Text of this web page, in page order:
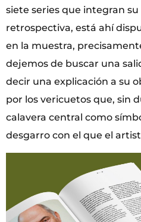
siete series que integran su
retrospectiva, está ahí
en la muestra,
dejemos de buscar una
decir una explicación a su
por los vericuetos que, sin
calavera central como
desgarro con el que el